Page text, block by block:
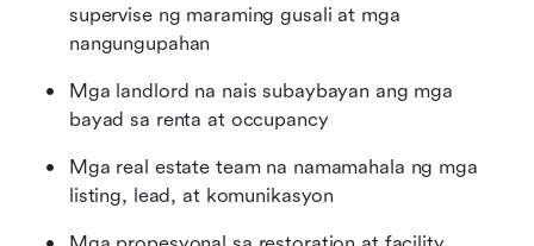
supervise ng maraming gusali at mga
nangungupahan
Mga landlord na nais subaybayan ang mga
bayad sa renta at occupancy
Mga real estate team na namamahala ng mga
listing, lead, at komunikasyon